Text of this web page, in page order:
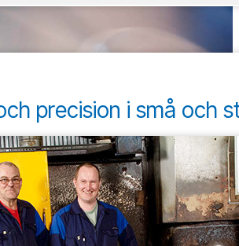
precision i små och